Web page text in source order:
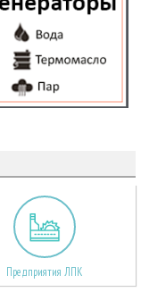
Предприятия ЛПК